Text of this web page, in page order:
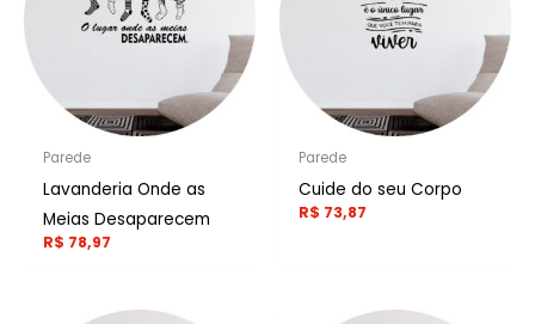
Parede
Lavanderia Onde as
Meias Desaparecem
R$ 78,97
Parede
Cuide do seu Corpo
R$ 73,87